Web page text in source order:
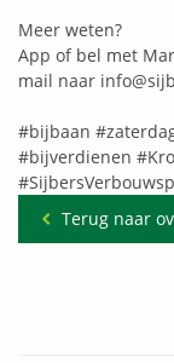
Meer weten?
App of bel met
mail naar
#bijbaan
#bijverdienen
Terug naar